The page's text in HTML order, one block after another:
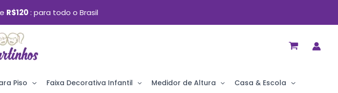
R$120 para todo o Brasil
Piso Faixa Decorativa Infantil Medidor de Altura Casa & Escola